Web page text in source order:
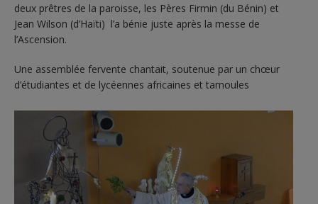
deux prêtres de la paroisse, les Pères Firmin (du Bénin) et
Jean Wilson (d’Haïti) l’a bénie juste après la messe de
l’Ascension.
Une assemblée fervente chantait, soutenue par un chœur
d’étudiantes et de lycéennes africaines et tamoules